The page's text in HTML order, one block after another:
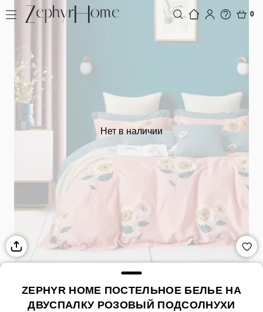
0
Нет в наличии
ZEPHYR HOME ПОСТЕЛЬНОЕ БЕЛЬЕ НА
ДВУСПАЛКУ РОЗОВЫЙ ПОДСОЛНУХИ